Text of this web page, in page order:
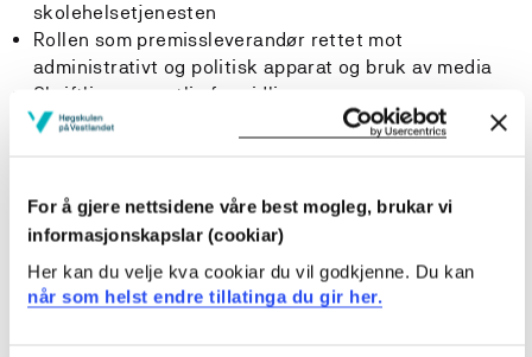
For å gjere nettsidene våre best mogleg, brukar vi
informasjonskapslar (cookiar)
Her kan du velje kva cookiar du vil godkjenne. Du kan
når som helst endre tillatinga du gir her.
skolehelsetjenesten
Rollen som premissleverandør rettet mot
administrativt og politisk apparat og bruk av media
Skriftlig og muntlig formidling
Videreutvikling av ferdigheter knyttet til
Læringsutbytte
En student med fullført emne skal ha følgende totale
læringsutbytte definert i kunnskap, ferdigheter og